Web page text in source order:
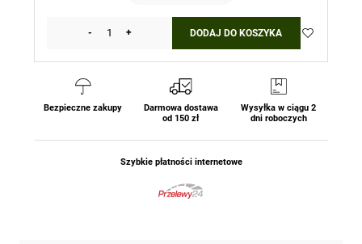
-
ilość
Hard
+ DODAJ DO KOSZYKA
Bezpieczne zakupy
Darmowa dostawa
od 150 zł
Wysyłka w ciągu 2
dni roboczych
Szybkie płatności internetowe